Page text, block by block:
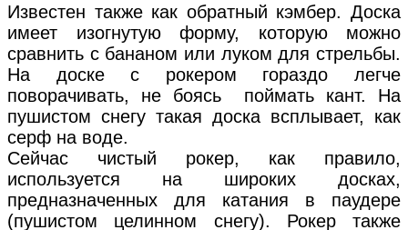
Известен также как обратный кэмбер. Доска
имеет изогнутую форму, которую можно
сравнить с бананом или луком для стрельбы.
На доске с рокером гораздо легче
поворачивать, не боясь поймать кант. На
пушистом снегу такая доска всплывает, как
серф на воде.
Сейчас чистый рокер, как правило,
используется на широких досках,
предназначенных для катания в паудере
(пушистом целинном снегу). Рокер также